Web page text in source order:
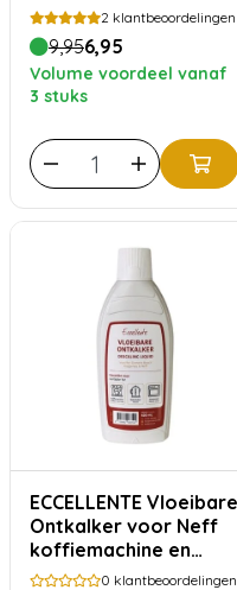
2 klantbeoordelingen
9,956,95
Volume voordeel vanaf
3 stuks
ECCELLENTE Vloeibare
Ontkalker voor Neff
koffiemachine en
stoomoven
0 klantbeoordelingen